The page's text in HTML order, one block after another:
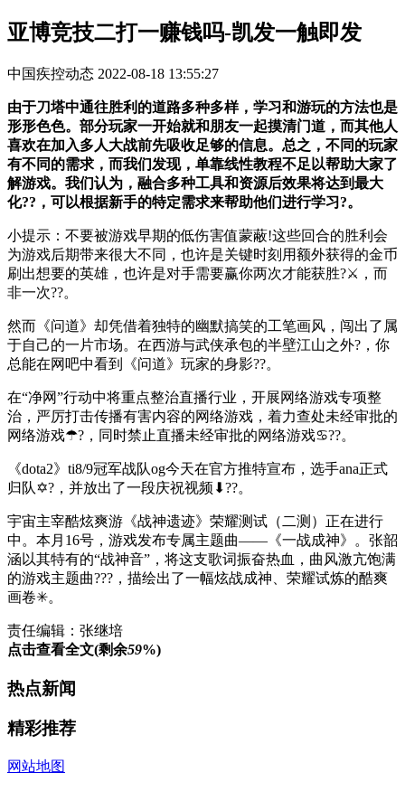
亚博竞技二打一赚钱吗-凯发一触即发
中国疾控动态 2022-08-18 13:55:27
由于刀塔中通往胜利的道路多种多样，学习和游玩的方法也是
形形色色。部分玩家一开始就和朋友一起摸清门道，而其他人
喜欢在加入多人大战前先吸收足够的信息。总之，不同的玩家
有不同的需求，而我们发现，单靠线性教程不足以帮助大家了
解游戏。我们认为，融合多种工具和资源后效果将达到最大
化??，可以根据新手的特定需求来帮助他们进行学习?。
小提示：不要被游戏早期的低伤害值蒙蔽!这些回合的胜利会
为游戏后期带来很大不同，也许是关键时刻用额外获得的金币
刷出想要的英雄，也许是对手需要赢你两次才能获胜?⚔，而
非一次??。
然而《问道》却凭借着独特的幽默搞笑的工笔画风，闯出了属
于自己的一片市场。在西游与武侠承包的半壁江山之外?，你
总能在网吧中看到《问道》玩家的身影??。
在“净网”行动中将重点整治直播行业，开展网络游戏专项整
治，严厉打击传播有害内容的网络游戏，着力查处未经审批的
网络游戏☂?，同时禁止直播未经审批的网络游戏♋??。
《dota2》ti8/9冠军战队og今天在官方推特宣布，选手ana正式
归队✡?，并放出了一段庆祝视频⬇??。
宇宙主宰酷炫爽游《战神遗迹》荣耀测试（二测）正在进行
中。本月16号，游戏发布专属主题曲——《一战成神》。张韶
涵以其特有的“战神音”，将这支歌词振奋热血，曲风激亢饱满
的游戏主题曲???，描绘出了一幅炫战成神、荣耀试炼的酷爽
画卷✳。
责任编辑：张继培
点击查看全文(剩余59%)
热点新闻
精彩推荐
网站地图